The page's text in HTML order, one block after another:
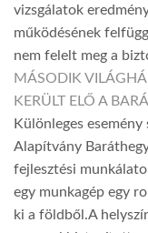
vizsgálatok
működésének
nem felelt meg a
MÁSODIK
KERÜLT ELŐ A
Különleges
Alapítvány
fejlesztési
egy munkagép egy
ki a földből.A